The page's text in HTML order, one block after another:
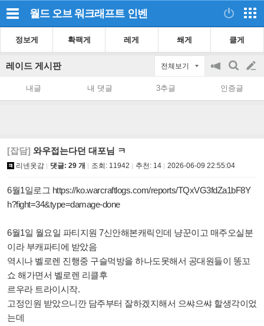
월드 오브 워크래프트 인벤
정보게 확팩게 레게 쐐게 클게
레이드 게시판 전체보기
공
on/off
검
색
글
쓰
내글 내 댓글 3추글 인증글
[잡담] 와우접는다던 대포님 ㅋ
리넨옷감 댓글: 29 개 조회: 11942 추천: 14 2026-06-09 22:55:04
6월1일로그 https://ko.warcraftlogs.com/reports/TQxVG3fdZa1bF8Y
h?fight=34&type=damage-done
6월1일 월요일 파티지원 7신안해본캐릭인데 냥꾼이고 매주오실분
이라 부캐파티에 받았음
역시나 벨로렌 진행중 구슬먹방을 하나도못해서 공대원들이 똥꼬
쇼 해가면서 벨로렌 리클후
르우라 트라이시작.
고정인원 받았으니깐 담주부터 잘하겠지해서 으쌰으쌰 할생각이었
는데